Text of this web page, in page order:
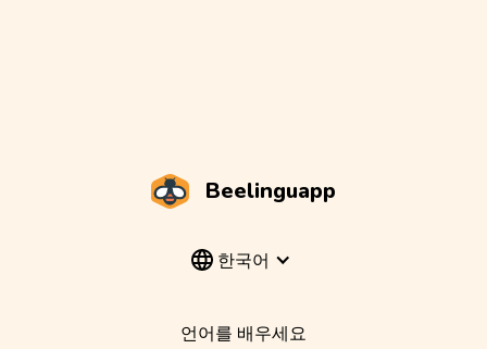
Beelinguapp
한국어
언어를 배우세요